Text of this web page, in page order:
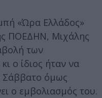
«Ώρα Ελλάδος»
ΠΟΕΔΗΝ, Μιχάλης
των
ο ίδιος ήταν να
Σάββατο όμως
ο εμβολιασμός του.